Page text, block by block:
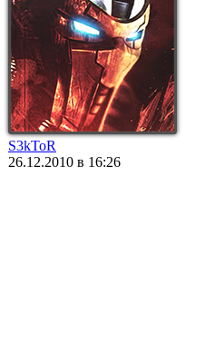
S3kToR
26.12.2010 в 16:26